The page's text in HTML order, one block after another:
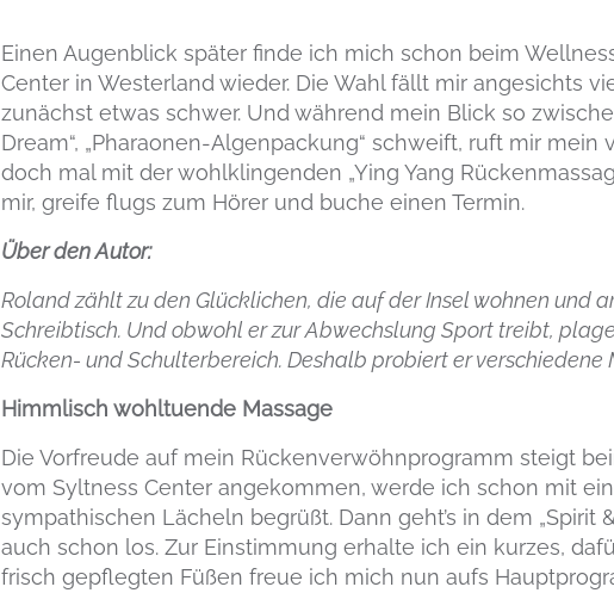
Einen Augenblick später finde ich mich schon beim
Center in Westerland wieder. Die Wahl fällt mir angesichts
zunächst etwas schwer. Und während mein Blick so
Dream“, „Pharaonen-Algenpackung“ schweift, ruft mir
doch mal mit der wohlklingenden „Ying Yang
mir, greife flugs zum Hörer und buche einen Termin.
Über den Autor:
Roland zählt zu den Glücklichen, die auf der Insel wohnen und
Schreibtisch. Und obwohl er zur Abwechslung Sport treibt,
Rücken- und Schulterbereich. Deshalb probiert er verschiedene
Himmlisch wohltuende Massage
Die Vorfreude auf mein Rückenverwöhnprogramm steigt
vom Syltness Center angekommen, werde ich schon mit
sympathischen Lächeln begrüßt. Dann geht’s in dem „Spirit
auch schon los. Zur Einstimmung erhalte ich ein kurzes,
frisch gepflegten Füßen freue ich mich nun aufs